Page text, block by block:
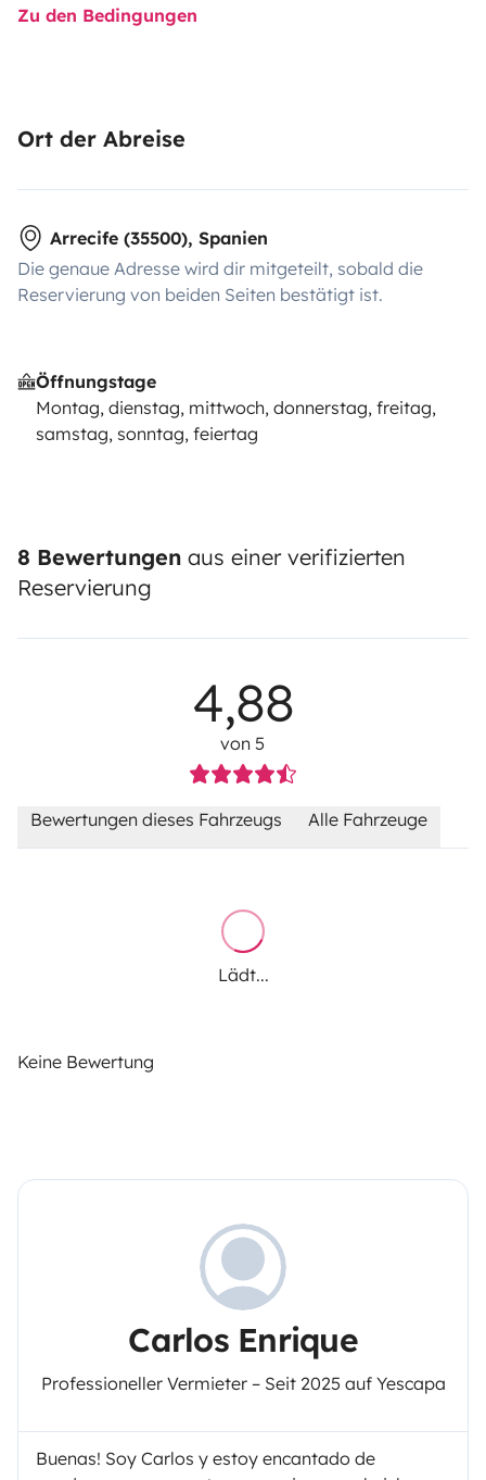
Zu den Bedingungen
Ort der Abreise
Arrecife (35500), Spanien
Die genaue Adresse wird dir mitgeteilt, sobald die
Reservierung von beiden Seiten bestätigt ist.
Öffnungstage
Montag, dienstag, mittwoch, donnerstag, freitag,
samstag, sonntag, feiertag
8 Bewertungen aus einer verifizierten
Reservierung
4,88
von 5
Bewertungen dieses Fahrzeugs Alle Fahrzeuge
Lädt...
Keine Bewertung
Carlos Enrique
Professioneller Vermieter – Seit 2025 auf Yescapa
Buenas! Soy Carlos y estoy encantado de